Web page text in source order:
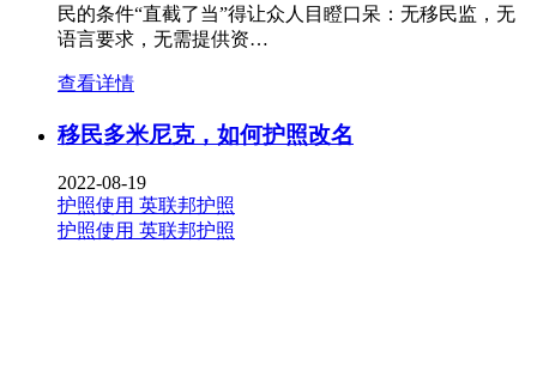
民的条件“直截了当”得让众人目瞪口呆：无移民监，无
语言要求，无需提供资…
查看详情
移民多米尼克，如何护照改名
2022-08-19
护照使用 英联邦护照
护照使用 英联邦护照